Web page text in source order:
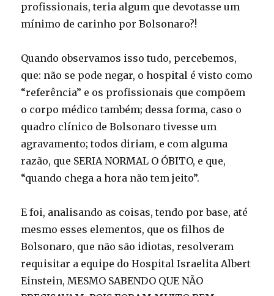
profissionais, teria algum que devotasse um
mínimo de carinho por Bolsonaro?!
Quando observamos isso tudo, percebemos,
que: não se pode negar, o hospital é visto como
“referência” e os profissionais que compõem
o corpo médico também; dessa forma, caso o
quadro clínico de Bolsonaro tivesse um
agravamento; todos diriam, e com alguma
razão, que SERIA NORMAL O ÓBITO, e que,
“quando chega a hora não tem jeito”.
E foi, analisando as coisas, tendo por base, até
mesmo esses elementos, que os filhos de
Bolsonaro, que não são idiotas, resolveram
requisitar a equipe do Hospital Israelita Albert
Einstein, MESMO SABENDO QUE NÃO